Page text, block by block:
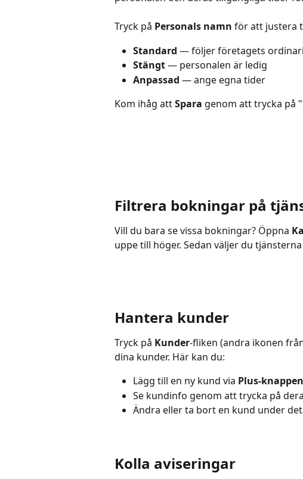
Tryck på Personals namn för att justera
Standard — följer företagets
Stängt — personalen är ledig
Anpassad — ange egna tider
Kom ihåg att Spara genom att trycka på
Filtrera bokningar på
Vill du bara se vissa bokningar? Öppna
uppe till höger. Sedan väljer du
Hantera kunder
Tryck på Kunder-fliken (andra ikonen
dina kunder. Här kan du:
Lägg till en ny kund via Plus-
Se kundinfo genom att trycka på
Ändra eller ta bort en kund under
Kolla aviseringar